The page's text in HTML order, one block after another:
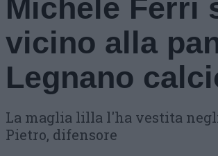
Michele Ferri
vicino alla
Legnano
La maglia lilla l'ha vestita
Pietro, difensore